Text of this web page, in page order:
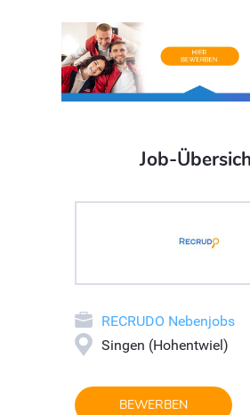
Job-
RECRUDO Nebenjobs
Singen (Hohentwiel)
BEWERBEN